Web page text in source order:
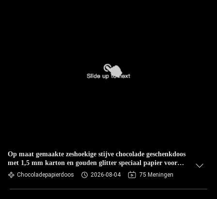
Op maat gemaakte zeshoekige stijve chocolade geschenkdoos
met 1,5 mm karton en gouden glitter speciaal papier voor
Valentijnsdag verpakking
Chocoladepapierdoos 2026-08-04 75 Meningen